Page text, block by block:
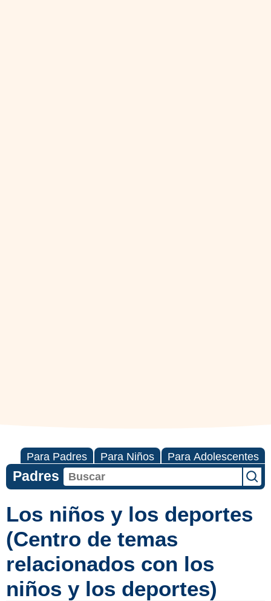
Para Padres Para Niños Para Adolescentes
Padres
Los niños y los deportes
(Centro de temas
relacionados con los
niños y los deportes)